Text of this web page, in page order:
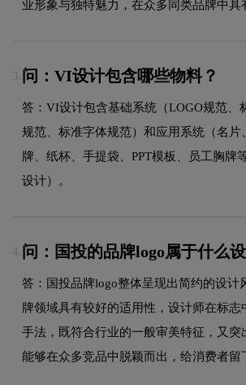
业形象与独特魅力，在众多同类品牌中具
3. 问：VI设计包含哪些物料？
答：VI设计包含基础系统（LOGO规范、
规范、标准字体规范）和应用系统（名片
牌、纸杯、手提袋、PPT模板、员工胸牌
设计）。
4. 问：国投的品牌logo属于什么
答：国投品牌logo整体呈现出简约的设计
牌领域具有较好的适用性，设计师在标
手法，既符合行业的一般审美特征，又突
能够在众多竞品中脱颖而出，给消费者留